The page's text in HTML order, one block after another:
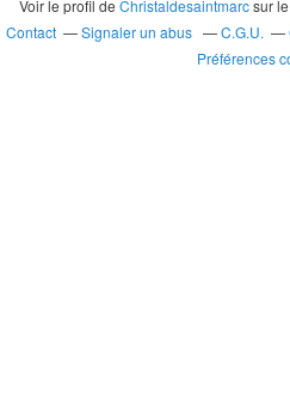
Voir le profil deChristaldesaintmarcsur
Contact
Signaler un abus C.G.U.
Préférences